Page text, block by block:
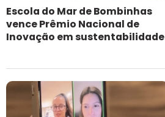
Escola do Mar de Bombinhas
vence Prêmio Nacional de
Inovação em sustentabilidade